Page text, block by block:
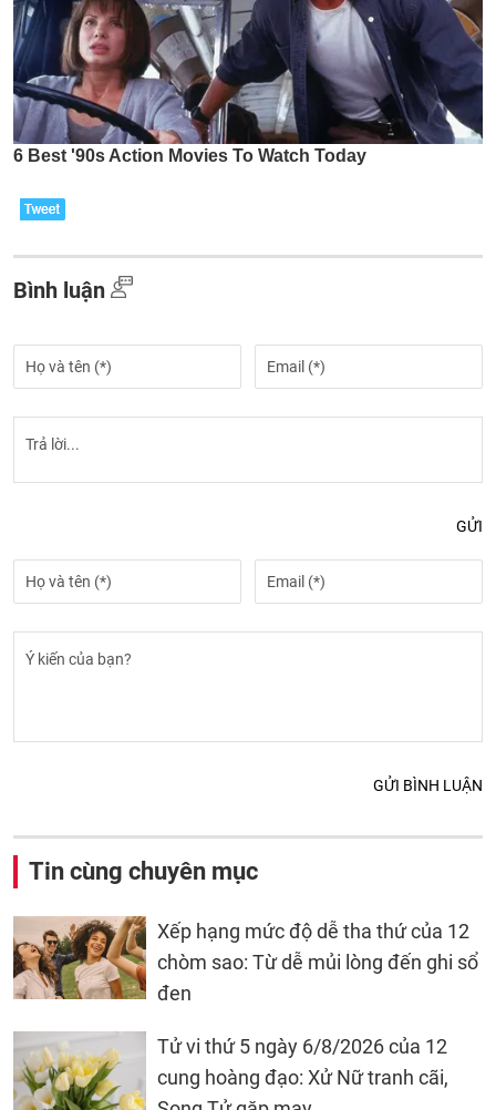
Bình luận
GỬI
GỬI BÌNH LUẬN
Tin cùng chuyên mục
Xếp hạng mức độ dễ tha thứ của 12
chòm sao: Từ dễ mủi lòng đến ghi sổ
đen
Tử vi thứ 5 ngày 6/8/2026 của 12
cung hoàng đạo: Xử Nữ tranh cãi,